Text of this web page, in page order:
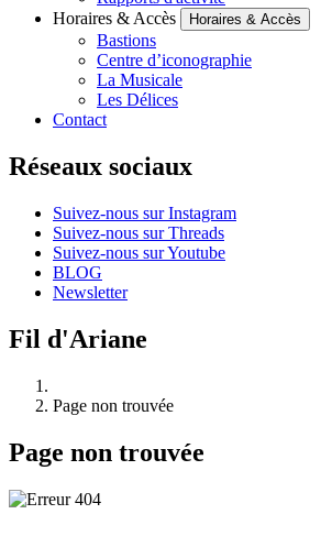
Horaires & Accès
Horaires & Accès
Bastions
Centre d’iconographie
La Musicale
Les Délices
Contact
Réseaux sociaux
Suivez-nous sur Instagram
Suivez-nous sur Threads
Suivez-nous sur Youtube
BLOG
Newsletter
Fil d'Ariane
Page non trouvée
Page non trouvée